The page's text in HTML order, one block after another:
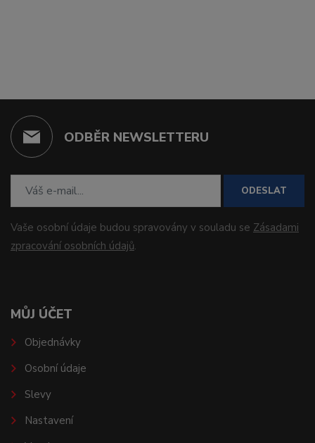
ODBĚR NEWSLETTERU
ODESLAT
Vaše osobní údaje budou spravovány v souladu se Zásadami
zpracování osobních údajů.
MŮJ ÚČET
Objednávky
Osobní údaje
Slevy
Nastavení